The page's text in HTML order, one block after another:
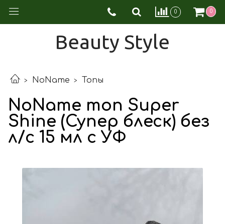
0 0
Beauty Style
NoName Топы
NoName топ Super
Shine (Супер блеск) без
л/с 15 мл с УФ